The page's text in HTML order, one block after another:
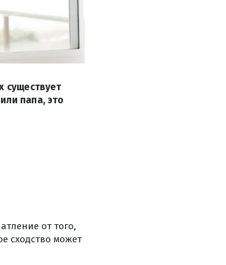
существует
папа, это
от того,
сходство может